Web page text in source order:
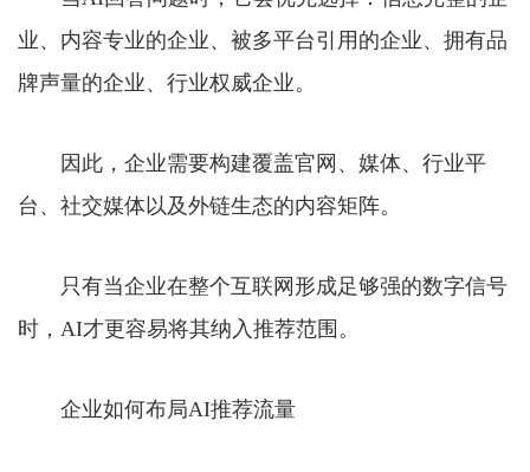
业、内容专业的企业、被多平台引用的企业、拥有品
牌声量的企业、行业权威企业。
因此，企业需要构建覆盖官网、媒体、行业平
台、社交媒体以及外链生态的内容矩阵。
只有当企业在整个互联网形成足够强的数字信号
时，AI才更容易将其纳入推荐范围。
企业如何布局AI推荐流量